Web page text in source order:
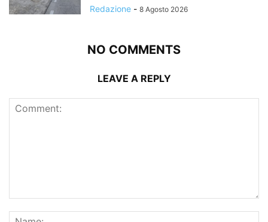
Redazione - 8 Agosto 2026
NO COMMENTS
LEAVE A REPLY